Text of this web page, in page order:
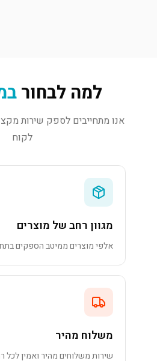
למה לבחור
אנו מתחייבים לספק שירות
לקוח
מגוון רחב של מוצרים
אלפי מוצרים ממיטב הספקים
משלוח מהיר
שירות משלוחים מהיר ואמין לכל